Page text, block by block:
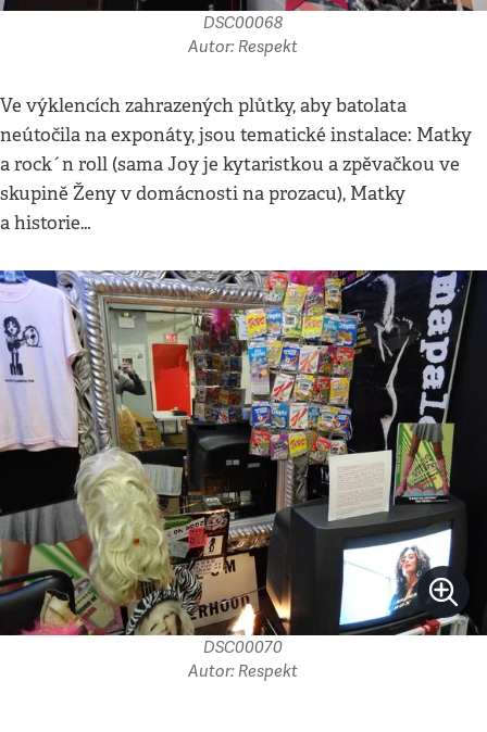
DSC00068
Autor: Respekt
Ve výklencích zahrazených plůtky, aby batolata
neútočila na exponáty, jsou tematické instalace: Matky
a rock´n roll (sama Joy je kytaristkou a zpěvačkou ve
skupině Ženy v domácnosti na prozacu), Matky
a historie…
DSC00070
Autor: Respekt